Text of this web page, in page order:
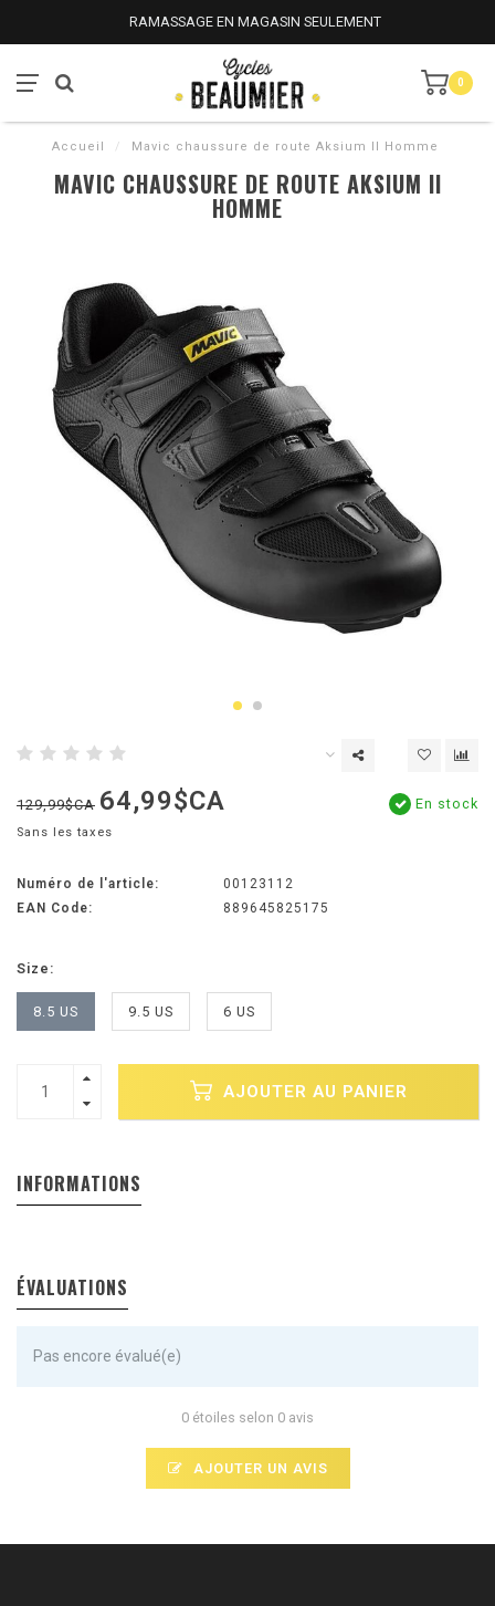
RAMASSAGE EN MAGASIN SEULEMENT
0
Accueil / Mavic chaussure de route Aksium II Homme
MAVIC CHAUSSURE DE ROUTE AKSIUM II
HOMME
129,99$CA 64,99$CA
Sans les taxes
En stock
Numéro de l'article:
00123112
EAN Code:
889645825175
Size:
8.5 US 9.5 US 6 US
AJOUTER AU PANIER
INFORMATIONS
ÉVALUATIONS
Pas encore évalué(e)
0 étoiles selon 0 avis
AJOUTER UN AVIS